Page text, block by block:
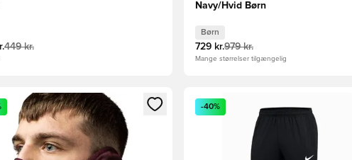
449 kr.
Navy/Hvid Børn
Børn
729 kr.979 kr.
Mange størrelser tilgængelig
medlem
en Modal til at logge ind eller tilmelde dig som medlemÅbner en Modal til at logge ind
-40%